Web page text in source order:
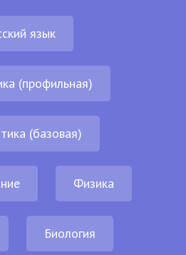
язык
(профильная)
(базовая)
Физика
Биология